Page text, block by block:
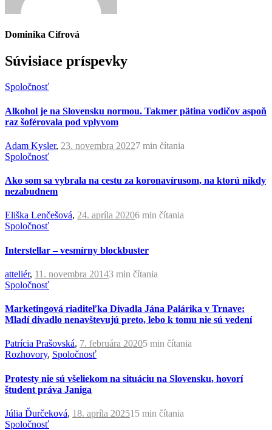
Dominika Cifrová
Súvisiace príspevky
Spoločnosť
Alkohol je na Slovensku normou. Takmer pätina vodičov aspoň
raz šoférovala pod vplyvom
Adam Kysler, 23. novembra 20227 min čítania
Spoločnosť
Ako som sa vybrala na cestu za koronavírusom, na ktorú nikdy
nezabudnem
Eliška Lenčešová, 24. apríla 20206 min čítania
Spoločnosť
Interstellar – vesmírny blockbuster
atteliér, 11. novembra 20143 min čítania
Spoločnosť
Marketingová riaditeľka Divadla Jána Palárika v Trnave:
Mladí divadlo nenavštevujú preto, lebo k tomu nie sú vedení
Patrícia Prašovská, 7. februára 20205 min čítania
Rozhovory, Spoločnosť
Protesty nie sú všeliekom na situáciu na Slovensku, hovorí
študent práva Janiga
Júlia Ďurčeková, 18. apríla 202515 min čítania
Spoločnosť